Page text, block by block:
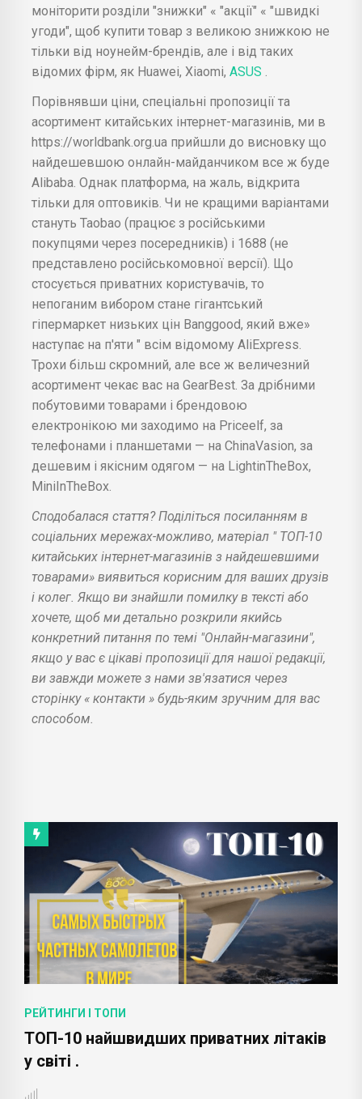
моніторити розділи "знижки" « "акції" « "швидкі
угоди", щоб купити товар з великою знижкою не
тільки від ноунейм-брендів, але і від таких
відомих фірм, як Huawei, Xiaomi, ASUS .
Порівнявши ціни, спеціальні пропозиції та
асортимент китайських інтернет-магазинів, ми в
https://worldbank.org.ua прийшли до висновку що
найдешевшою онлайн-майданчиком все ж буде
Alibaba. Однак платформа, на жаль, відкрита
тільки для оптовиків. Чи не кращими варіантами
стануть Taobao (працює з російськими
покупцями через посередників) і 1688 (не
представлено російськомовної версії). Що
стосується приватних користувачів, то
непоганим вибором стане гігантський
гіпермаркет низьких цін Banggood, який вже»
наступає на п'яти " всім відомому AliExpress.
Трохи більш скромний, але все ж величезний
асортимент чекає вас на GearBest. За дрібними
побутовими товарами і брендовою
електронікою ми заходимо на Priceelf, за
телефонами і планшетами — на ChinaVasion, за
дешевим і якісним одягом — на LightinTheBox,
MiniInTheBox.
Сподобалася стаття? Поділіться посиланням в
соціальних мережах-можливо, матеріал " ТОП-10
китайських інтернет-магазинів з найдешевшими
товарами» виявиться корисним для ваших друзів
і колег. Якщо ви знайшли помилку в тексті або
хочете, щоб ми детально розкрили якийсь
конкретний питання по темі "Онлайн-магазини",
якщо у вас є цікаві пропозиції для нашої редакції,
ви завжди можете з нами зв'язатися через
сторінку « контакти » будь-яким зручним для вас
способом.
РЕЙТИНГИ І ТОПИ
ТОП-10 найшвидших приватних літаків
у світі .